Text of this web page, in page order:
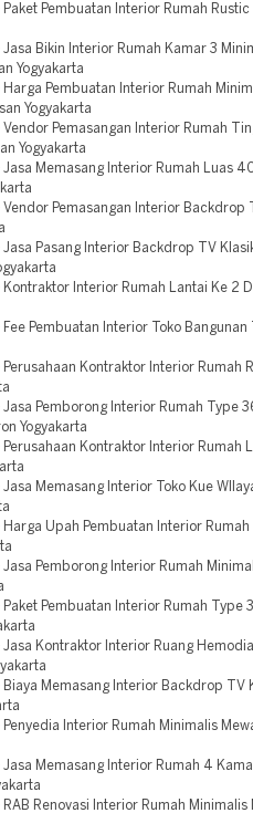
Pembuatan Interior Rumah Rustic
Bikin Interior Rumah Kamar 3
Yogyakarta
Pembuatan Interior Rumah
Yogyakarta
Pemasangan Interior Rumah
Yogyakarta
Memasang Interior Rumah Luas
Pemasangan Interior Backdrop
Pasang Interior Backdrop TV
Interior Rumah Lantai Ke 2
Pembuatan Interior Toko Bangunan
Kontraktor Interior Rumah
Pemborong Interior Rumah Type
Yogyakarta
Kontraktor Interior Rumah
Memasang Interior Toko Kue
Upah Pembuatan Interior Rumah
Pemborong Interior Rumah
Pembuatan Interior Rumah Type
Kontraktor Interior Ruang
Memasang Interior Backdrop TV
Interior Rumah Minimalis
Memasang Interior Rumah 4
Renovasi Interior Rumah Minimalis